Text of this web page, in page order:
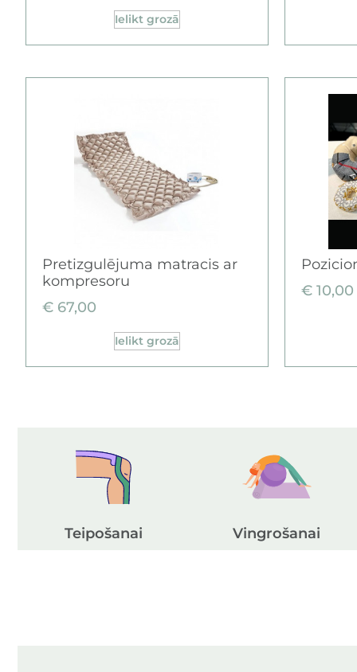
Ielikt grozā
Pretizgulējuma matracis ar
kompresoru
€ 67,00
Ielikt grozā
€ 10,00
Teipošanai Vingrošanai